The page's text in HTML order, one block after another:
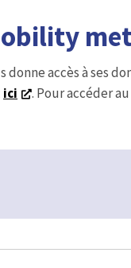
accès à ses
ici . Pour accéder